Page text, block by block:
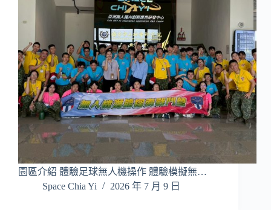
園區介紹 體驗足球無人機操作 體驗模擬無…
Space Chia Yi
2026 年 7 月 9 日